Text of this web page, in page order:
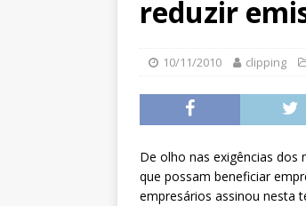
reduzir
10/11/2010 clipping
De olho nas exigências
que possam beneficiar
empresários assinou nesta